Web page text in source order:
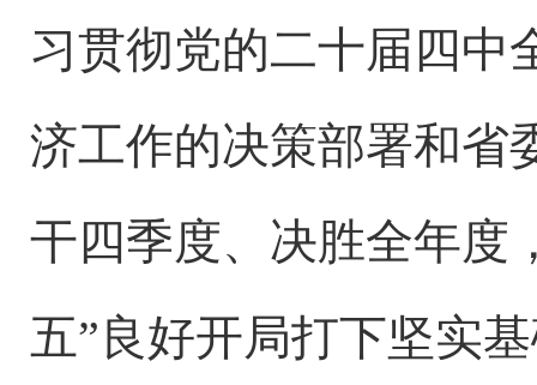
习贯彻党的二十届四中
济工作的决策部署和省
干四季度、决胜全年度
五”良好开局打下坚实